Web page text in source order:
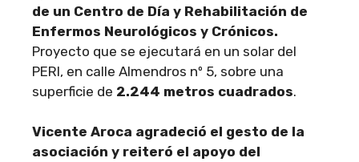
de un Centro de Día y Rehabilitación de
Enfermos Neurológicos y Crónicos.
Proyecto que se ejecutará en un solar del
PERI, en calle Almendros nº 5, sobre una
superficie de 2.244 metros cuadrados.
Vicente Aroca agradeció el gesto de la
asociación y reiteró el apoyo del